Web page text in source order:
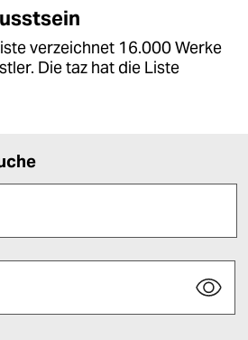
verzeichnet 16.000 Werke
Die taz hat die Liste